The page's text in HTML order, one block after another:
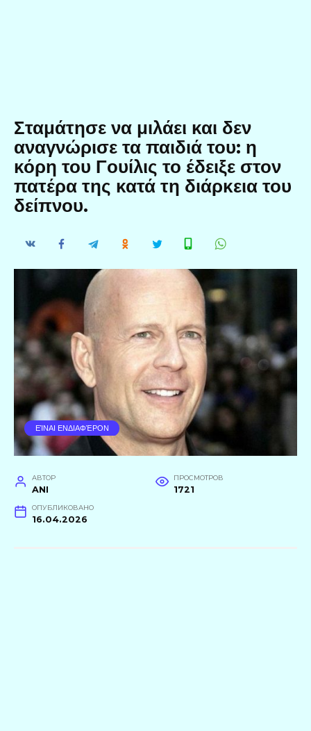
Σταμάτησε να μιλάει και δεν
αναγνώρισε τα παιδιά του: η
κόρη του Γουίλις το έδειξε στον
πατέρα της κατά τη διάρκεια του
δείπνου.
ΕΊΝΑΙ ΕΝΔΙΑΦΈΡΟΝ
АВТОР
ANI
ПРОСМОТРОВ
1721
ОПУБЛИКОВАНО
16.04.2026